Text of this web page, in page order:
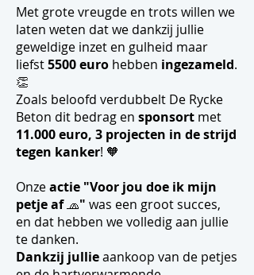
Met grote vreugde en trots willen we
laten weten dat we dankzij jullie
geweldige inzet en gulheid maar
liefst5500 euro hebben ingezameld.
👏
Zoals beloofd verdubbelt De Rycke
Beton dit bedrag en sponsort met
11.000 euro, 3 projecten in de strijd
tegen kanker! 🧡
Onzeactie "Voor jou doe ik mijn
petje af🧢" was een groot succes,
en dat hebben we volledig aan jullie
te danken.
Dankzij jullieaankoop van de petjes